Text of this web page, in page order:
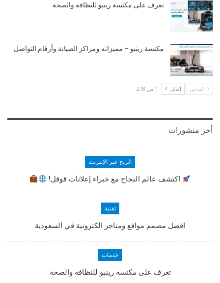
تعرف على مكنسة رينبو للنظافة والصحة
مكنسة رينبو – مميزاته ومراكز الصيانة وأرقام التواصل
السابق التالي 1 من 278
أخر منشورات
الربح عبر الإنترنت
اكتشف عالم النجاح مع خبراء إعلانات قوقل!
تقنية
افضل مصمم مواقع ومتاجر الكترونية في السعودية
خدمات
تعرف على مكنسة رينبو للنظافة والصحة